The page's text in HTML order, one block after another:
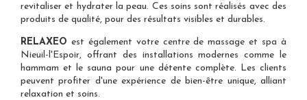
revitaliser et hydrater la peau. Ces soins sont réalisés avec des
produits de qualité, pour des résultats visibles et durables.
RELAXEO est également votre centre de massage et spa à
Nieuil-l'Espoir, offrant des installations modernes comme le
hammam et le sauna pour une détente complète. Les clients
peuvent profiter d'une expérience de bien-être unique, alliant
relaxation et soins.